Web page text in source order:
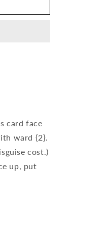
card face
ward {2}.
cost.)
up, put